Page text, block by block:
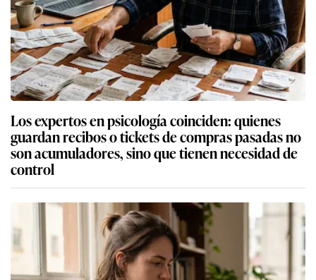
Los expertos en psicología coinciden: quienes
guardan recibos o tickets de compras pasadas no
son acumuladores, sino que tienen necesidad de
control